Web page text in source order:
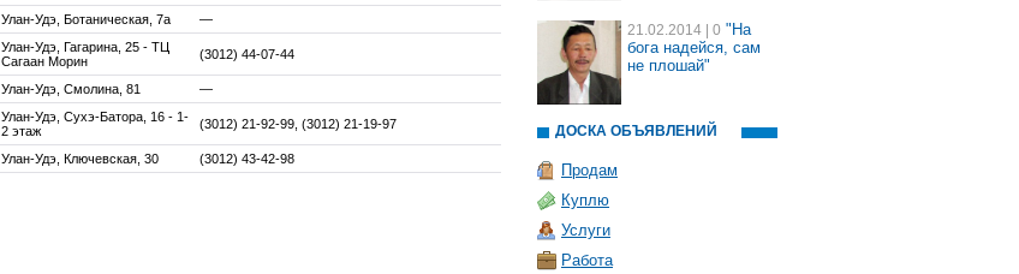
Улан-Удэ, Ботаническая, 7а —
Улан-Удэ, Гагарина, 25 - ТЦ
Сагаан Морин
(3012) 44-07-44
Улан-Удэ, Смолина, 81 —
Улан-Удэ, Сухэ-Батора, 16 - 1-
2 этаж
(3012) 21-92-99, (3012) 21-19-97
Улан-Удэ, Ключевская, 30 (3012) 43-42-98
21.02.2014 | 0 "На
бога надейся, сам
не плошай"
ДОСКА ОБЪЯВЛЕНИЙ
Продам
Куплю
Услуги
Работа